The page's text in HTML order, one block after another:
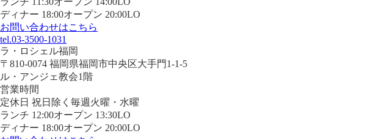
ディナー 18:00オープン 20:00LO
お問い合わせはこちら
tel.03-3500-1031
ラ・ロシェル福岡
〒810-0074 福岡県福岡市中央区大手門1-1-5
ル・アンジェ教会1階
営業時間
定休日 祝日除く毎週火曜・水曜
ランチ 12:00オープン 13:30LO
ディナー 18:00オープン 20:00LO